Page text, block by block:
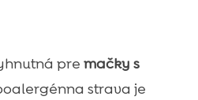
pre mačky s
strava je